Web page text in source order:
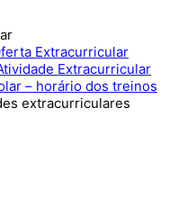
Extracurricular
Extracurricular
– horário dos treinos
extracurriculares